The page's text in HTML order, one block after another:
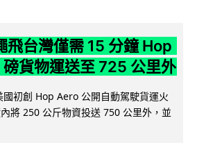
飛台灣僅需 15 分鐘 Hop
貨物運送至 725 公里外
國初創 Hop Aero 公開自動駕駛貨運火
將 250 公斤物資投送 750 公里外，並